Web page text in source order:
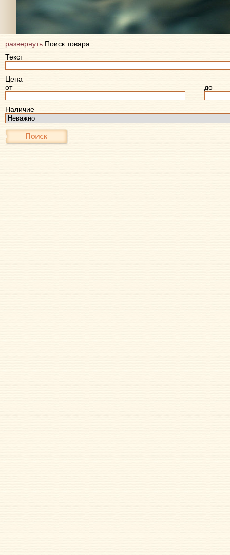
развернуть Поиск товара
Текст
Цена
от
до
Наличие